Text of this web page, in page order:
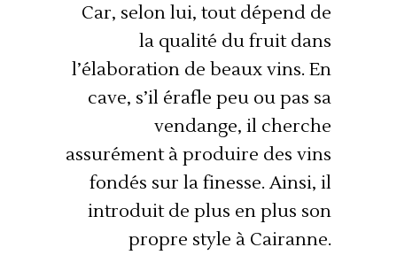
Car, selon lui, tout dépend de
la qualité du fruit dans
l’élaboration de beaux vins. En
cave, s’il érafle peu ou pas sa
vendange, il cherche
assurément à produire des vins
fondés sur la finesse. Ainsi, il
introduit de plus en plus son
propre style à Cairanne.